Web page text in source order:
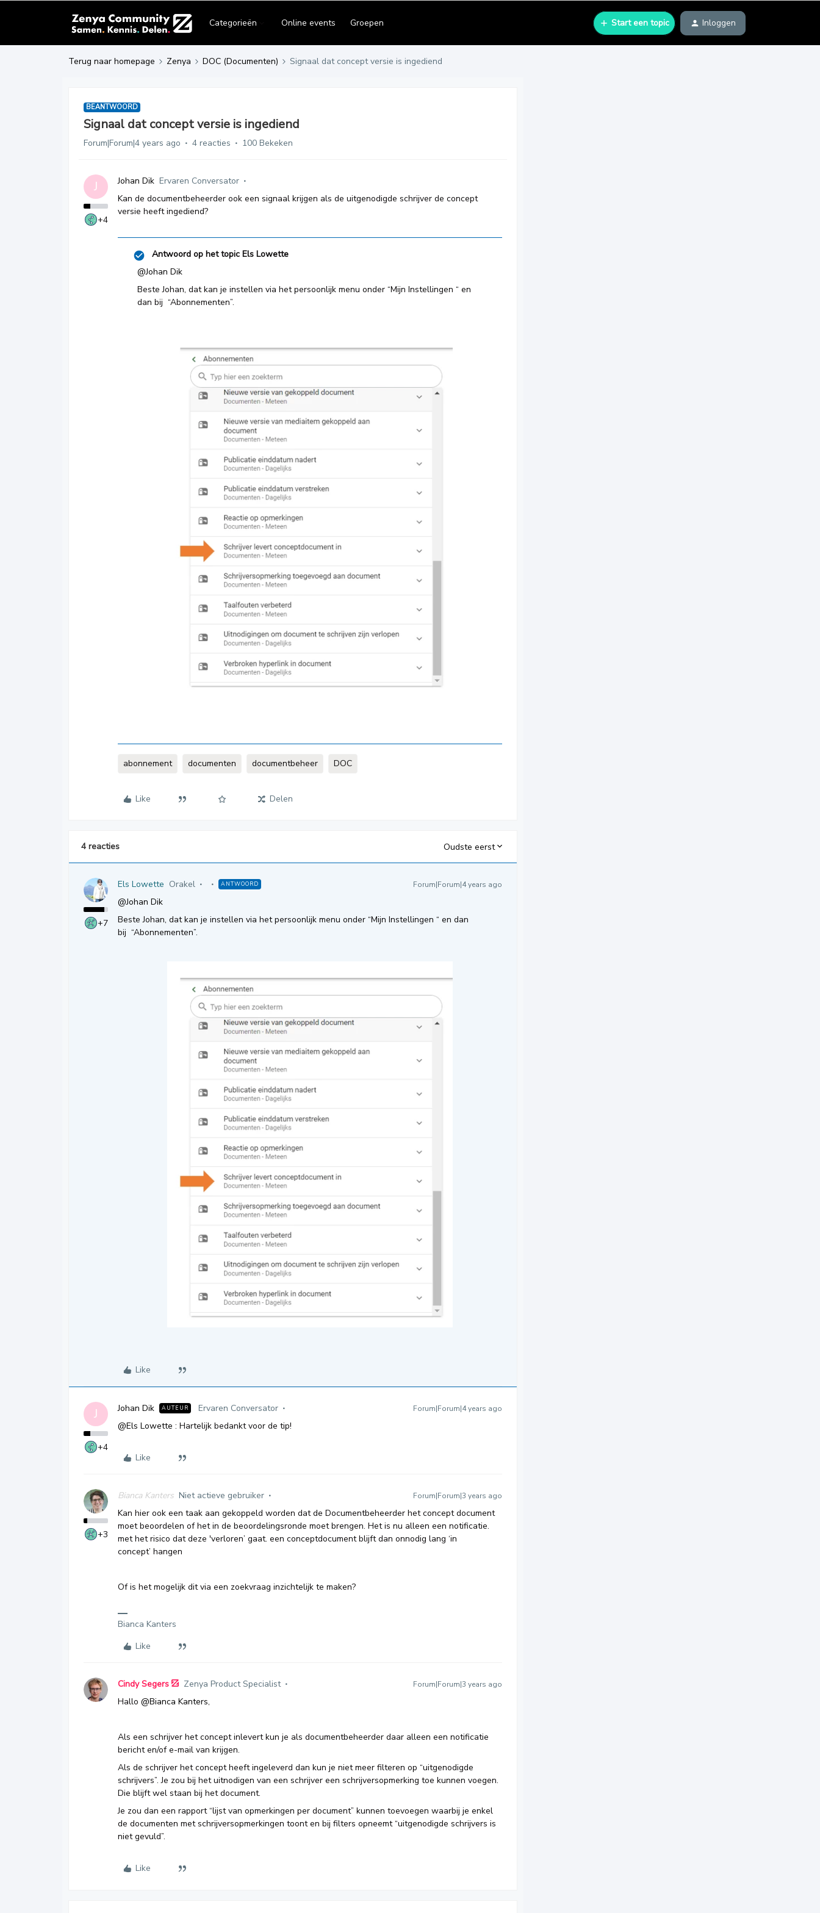
Categorieën Online events Groepen Start een topic Inloggen
Terug naar homepage Zenya DOC (Documenten) Signaal dat concept versie is ingediend
BEANTWOORD
Signaal dat concept versie is ingediend
Forum|Forum|4 years ago 4 reacties 100 Bekeken
J
+4
Johan Dik Ervaren Conversator
Kan de documentbeheerder ook een signaal krijgen als de uitgenodigde schrijver de concept
versie heeft ingediend?
Antwoord op het topic Els Lowette
@Johan Dik
Beste Johan, dat kan je instellen via het persoonlijk menu onder “Mijn Instellingen “ en
dan bij “Abonnementen”.
abonnement documenten documentbeheer DOC
Like Delen
4 reacties Oudste eerst
+7
Els Lowette Orakel ANTWOORD Forum|Forum|4 years ago
@Johan Dik
Beste Johan, dat kan je instellen via het persoonlijk menu onder “Mijn Instellingen “ en dan
bij “Abonnementen”.
Like
J
+4
Johan Dik AUTEUR Ervaren Conversator Forum|Forum|4 years ago
@Els Lowette : Hartelijk bedankt voor de tip!
Like
+3
Bianca Kanters Niet actieve gebruiker Forum|Forum|3 years ago
Kan hier ook een taak aan gekoppeld worden dat de Documentbeheerder het concept document
moet beoordelen of het in de beoordelingsronde moet brengen. Het is nu alleen een notificatie.
met het risico dat deze 'verloren’ gaat. een conceptdocument blijft dan onnodig lang ‘in
concept’ hangen
Of is het mogelijk dit via een zoekvraag inzichtelijk te maken?
Bianca Kanters
Like
Cindy Segers Zenya Product Specialist Forum|Forum|3 years ago
Hallo @Bianca Kanters,
Als een schrijver het concept inlevert kun je als documentbeheerder daar alleen een notificatie
bericht en/of e-mail van krijgen.
Als de schrijver het concept heeft ingeleverd dan kun je niet meer filteren op “uitgenodigde
schrijvers”. Je zou bij het uitnodigen van een schrijver een schrijversopmerking toe kunnen voegen.
Die blijft wel staan bij het document.
Je zou dan een rapport “lijst van opmerkingen per document” kunnen toevoegen waarbij je enkel
de documenten met schrijversopmerkingen toont en bij filters opneemt “uitgenodigde schrijvers is
niet gevuld”.
Like